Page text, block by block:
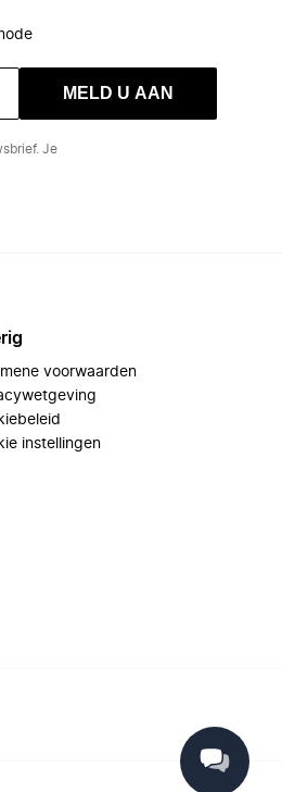
MELD U AAN
Je
voorwaarden
instellingen